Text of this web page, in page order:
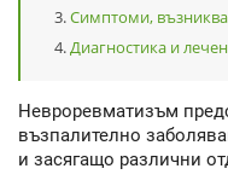
Симптоми,
Диагностика и
Невроревматизъм
възпалително
и засягащо различни